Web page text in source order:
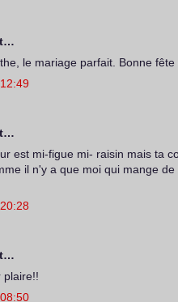
le mariage parfait. Bonne fête
est mi-figue mi- raisin mais ta
il n'y a que moi qui mange
plaire!!